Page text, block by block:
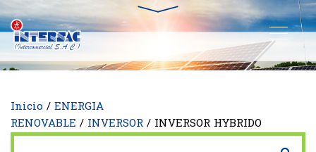
Inicio /ENERGIA
RENOVABLE / INVERSOR/ INVERSOR HYBRIDO